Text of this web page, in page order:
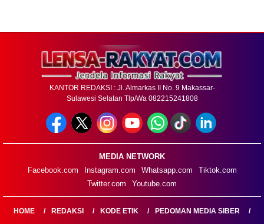
KANTOR REDAKSI : Jl. Almarkas II No. 9 Makassar-
Sulawesi Selatan Tlp/Wa 082215241808
MEDIA NETWORK
Facebook.com
Instagram.com Whatsapp.com
Tiktok.com
Twitter.com
Youtube.com
HOME REDAKSI KODE ETIK
PEDOMAN MEDIA SIBER